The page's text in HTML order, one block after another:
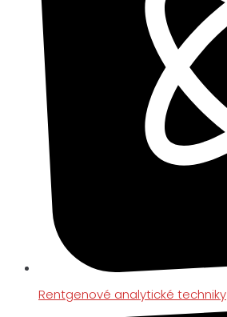
Rentgenové analytické techniky